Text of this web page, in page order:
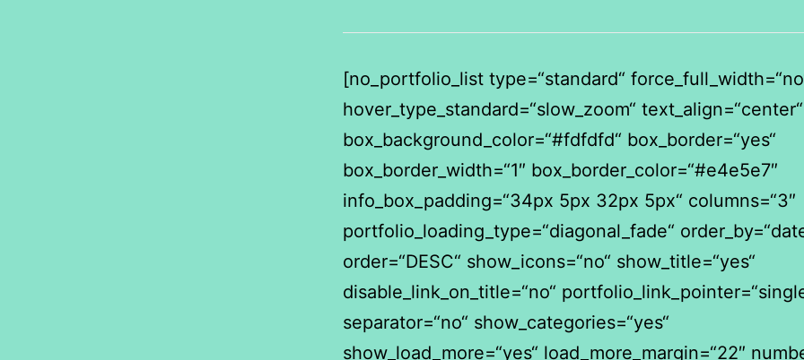
[no_portfolio_list type=“standard“
hover_type_standard=“slow_zoom“ text_align=“center“
box_background_color=“#fdfdfd“ box_border=“yes“
box_border_width=“1″ box_border_color=“#e4e5e7″
info_box_padding=“34px 5px 32px 5px“ columns=“3″
portfolio_loading_type=“diagonal_fade“
order=“DESC“ show_icons=“no“ show_title=“yes“
disable_link_on_title=“no“
separator=“no“ show_categories=“yes“
show_load_more=“yes“ load_more_margin=“22″